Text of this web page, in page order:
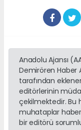
Anadolu Ajansı
Demirören Haber
tarafından
editörlerinin
çekilmektedir. Bu
muhataplar
bir editörü